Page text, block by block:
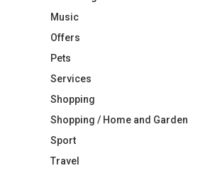
Music
Offers
Pets
Services
Shopping
Shopping / Home and Garden
Sport
Travel